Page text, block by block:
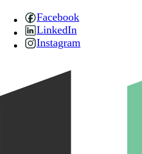
Facebook
LinkedIn
Instagram